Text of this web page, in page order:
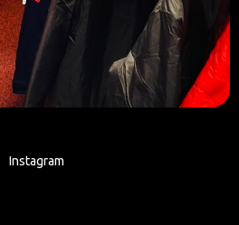
Instagram